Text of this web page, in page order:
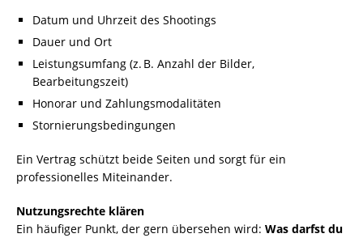
Datum und Uhrzeit des Shootings
Dauer und Ort
Leistungsumfang (z. B. Anzahl der Bilder,
Bearbeitungszeit)
Honorar und Zahlungsmodalitäten
Stornierungsbedingungen
Ein Vertrag schützt beide Seiten und sorgt für ein
professionelles Miteinander.
Nutzungsrechte klären
Ein häufiger Punkt, der gern übersehen wird: Was darfst du